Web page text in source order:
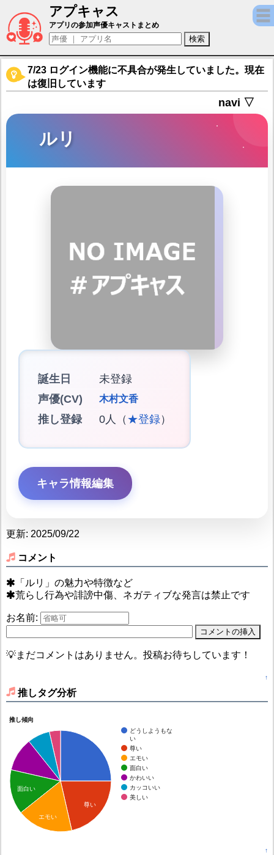
アプキャス
ルリ（声優：木村文香)【セブンナイツ Re：
アプリの参加声優キャストまとめ
7/23 ログイン機能に不具合が発生していました。現在
は復旧しています
navi ▽
ルリ
誕生日
未登録
声優(CV)
木村文香
推し登録 0人（ ★登録）
キャラ情報編集
更新: 2025/09/22
コメント
「ルリ」の魅力や特徴など
荒らし行為や誹謗中傷、ネガティブな発言は禁止です
お名前:
💡まだコメントはありません。投稿お待ちしています！
↑
推しタグ分析
推し傾向
どうしようもな
い
尊い
エモい
面白い
かわいい
カッコいい
美しい
尊い
面白い
エモい
↑